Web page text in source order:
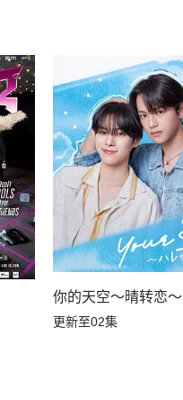
你的天空～晴转恋～
更新至02集